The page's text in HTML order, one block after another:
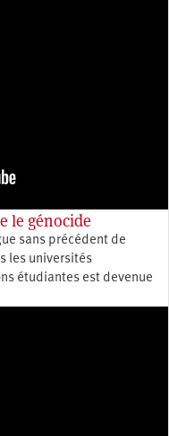
le génocide
sans précédent de
les universités
étudiantes est devenue